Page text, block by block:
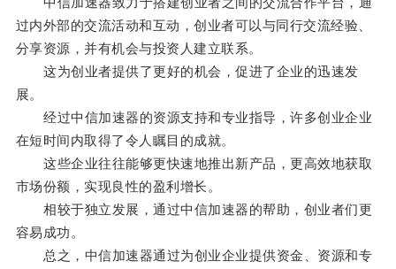
过内外部的交流活动和互动，创业者可以与同行交流经验、
分享资源，并有机会与投资人建立联系。
这为创业者提供了更好的机会，促进了企业的迅速发
展。
经过中信加速器的资源支持和专业指导，许多创业企业
在短时间内取得了令人瞩目的成就。
这些企业往往能够更快速地推出新产品，更高效地获取
市场份额，实现良性的盈利增长。
相较于独立发展，通过中信加速器的帮助，创业者们更
容易成功。
总之，中信加速器通过为创业企业提供资金、资源和专